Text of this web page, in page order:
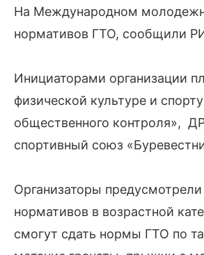
На Международном
нормативов ГТО, сообщили
Инициаторами организации
физической культуре и
общественного контроля»,
спортивный союз
Организаторы
нормативов в возрастной
смогут сдать нормы ГТО по